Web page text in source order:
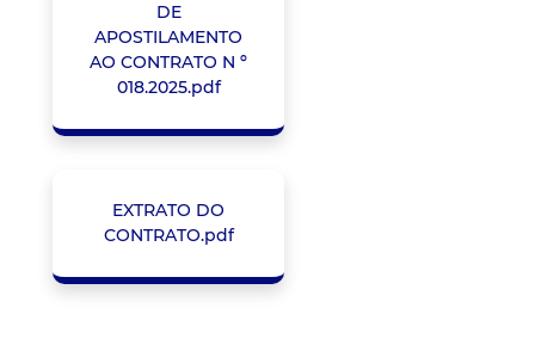
DE
APOSTILAMENTO
AO CONTRATO N º
018.2025.pdf
EXTRATO DO
CONTRATO.pdf